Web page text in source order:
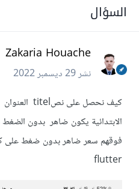
السؤال
Zakaria Houache
نشر29 ديسمبر 2022
الابتدائية يكون ضاهر بدون الضغط
فوقهم سعر ضاهر بدون ضغط على
flutter